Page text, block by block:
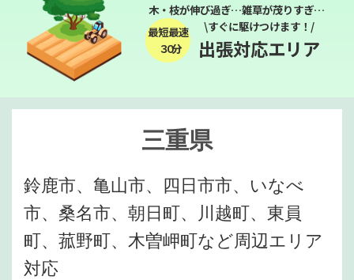
木・枝が伸び過ぎ…雑草が茂りすぎ…
最短最速
３０分
\すぐに駆けつけます！/
出張対応エリア
三重県
鈴鹿市、亀山市、四日市市、いなべ
市、桑名市、朝日町、川越町、東員
町、菰野町、木曽岬町など周辺エリア
対応